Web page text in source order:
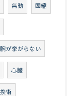
無動 固縮
腕が挙がらない
心臓
術